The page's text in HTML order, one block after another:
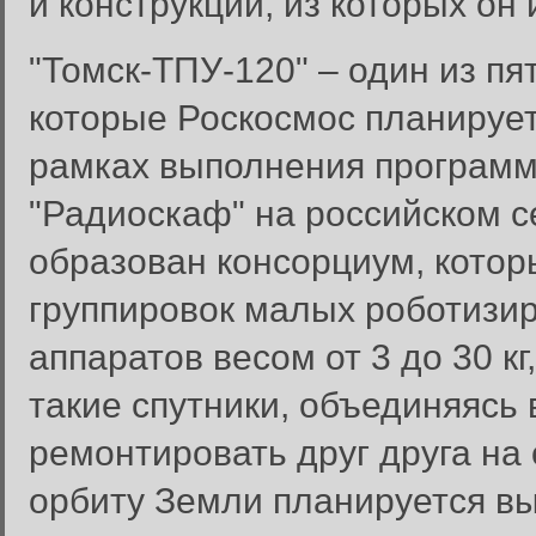
"Томск-ТПУ-120" – один из
которые Роскосмос
рамках выполнения
"Радиоскаф" на российском
образован консорциум,
группировок малых
аппаратов весом от 3 до 30
такие спутники,
ремонтировать друг друга
орбиту Земли планируется
Вход в систему
Введите имя пользователя и
Вход в систему
Имя пользователя: